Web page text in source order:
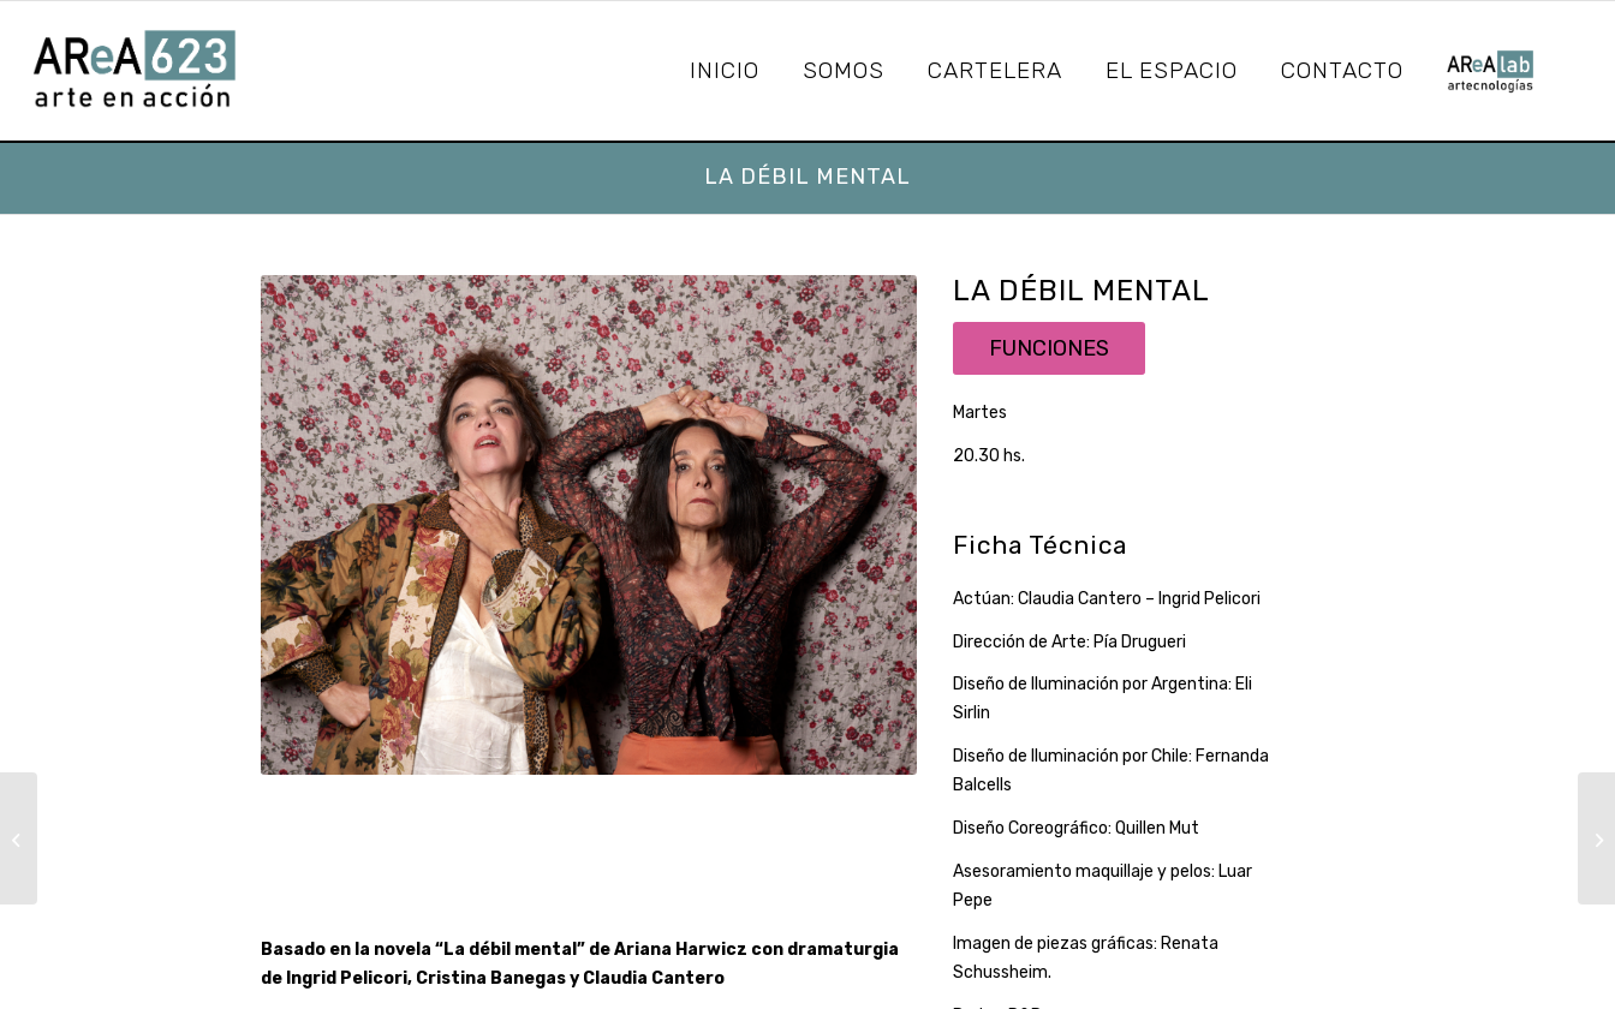
INICIO SOMOS CARTELERA EL ESPACIO CONTACTO
LA DÉBIL MENTAL
Basado en la novela “La débil mental” de Ariana Harwicz con dramaturgia
de Ingrid Pelicori, Cristina Banegas y Claudia Cantero
LA DÉBIL MENTAL
FUNCIONES
Martes
20.30 hs.
Ficha Técnica
Actúan: Claudia Cantero – Ingrid Pelicori
Dirección de Arte: Pía Drugueri
Diseño de Iluminación por Argentina: Eli
Sirlin
Diseño de Iluminación por Chile: Fernanda
Balcells
Diseño Coreográfico: Quillen Mut
Asesoramiento maquillaje y pelos: Luar
Pepe
Imagen de piezas gráficas: Renata
Schussheim.